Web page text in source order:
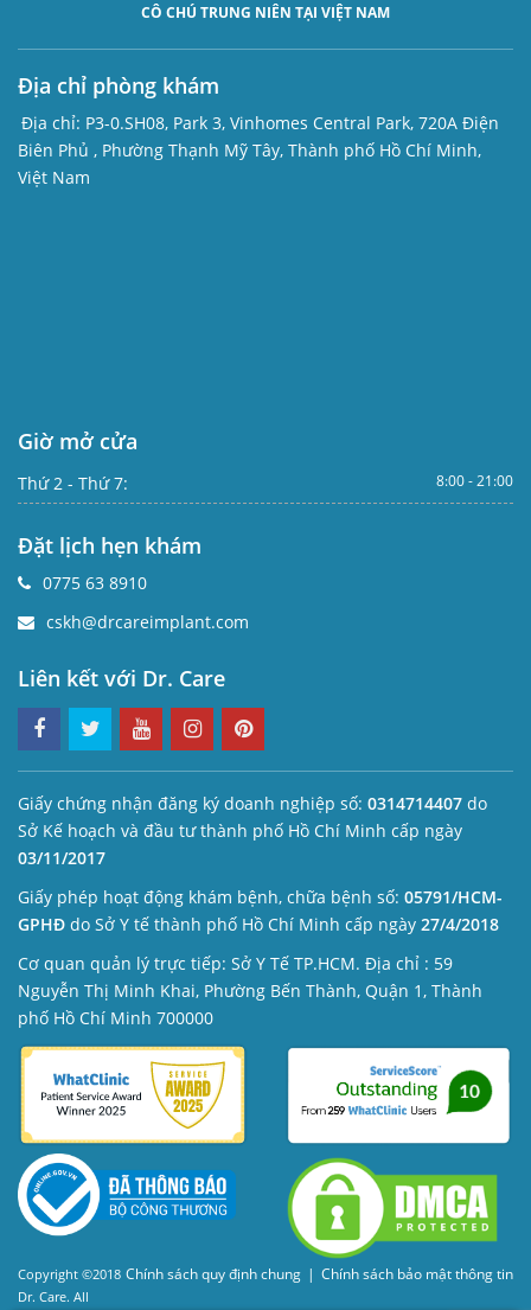
CÔ CHÚ TRUNG NIÊN TẠI VIỆT NAM
Địa chỉ phòng khám
Địa chỉ: P3-0.SH08, Park 3, Vinhomes Central Park, 720A Điện
Biên Phủ , Phường Thạnh Mỹ Tây, Thành phố Hồ Chí Minh,
Việt Nam
Giờ mở cửa
Thứ 2 - Thứ 7: 8:00 - 21:00
Đặt lịch hẹn khám
0775 63 8910
cskh@drcareimplant.com
Liên kết với Dr. Care
Giấy chứng nhận đăng ký doanh nghiệp số: 0314714407 do
Sở Kế hoạch và đầu tư thành phố Hồ Chí Minh cấp ngày
03/11/2017
Giấy phép hoạt động khám bệnh, chữa bệnh số: 05791/HCM-
GPHĐ do Sở Y tế thành phố Hồ Chí Minh cấp ngày 27/4/2018
Cơ quan quản lý trực tiếp: Sở Y Tế TP.HCM. Địa chỉ : 59
Nguyễn Thị Minh Khai, Phường Bến Thành, Quận 1, Thành
phố Hồ Chí Minh 700000
Chính sách quy định chung | Chính sách bảo mật thông tin
Copyright ©2018
Dr. Care. All